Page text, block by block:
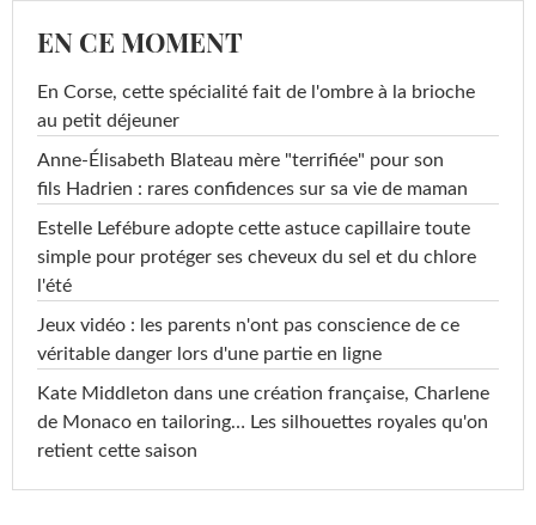
EN CE MOMENT
En Corse, cette spécialité fait de l'ombre à la brioche
au petit déjeuner
Anne-Élisabeth Blateau mère "terrifiée" pour son
fils Hadrien : rares confidences sur sa vie de maman
Estelle Lefébure adopte cette astuce capillaire toute
simple pour protéger ses cheveux du sel et du chlore
l'été
Jeux vidéo : les parents n'ont pas conscience de ce
véritable danger lors d'une partie en ligne
Kate Middleton dans une création française, Charlene
de Monaco en tailoring… Les silhouettes royales qu'on
retient cette saison